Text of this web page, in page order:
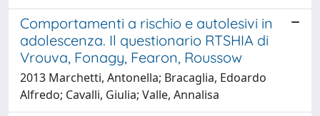
Comportamenti a rischio e autolesivi in
adolescenza. Il questionario RTSHIA di
Vrouva, Fonagy, Fearon, Roussow
2013 Marchetti, Antonella; Bracaglia, Edoardo
Alfredo; Cavalli, Giulia; Valle, Annalisa